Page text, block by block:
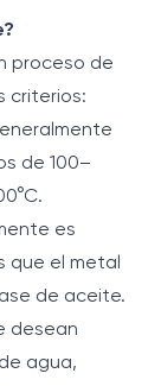
proceso de
criterios:
de 100–
es
que el metal
de aceite.
desean
agua,